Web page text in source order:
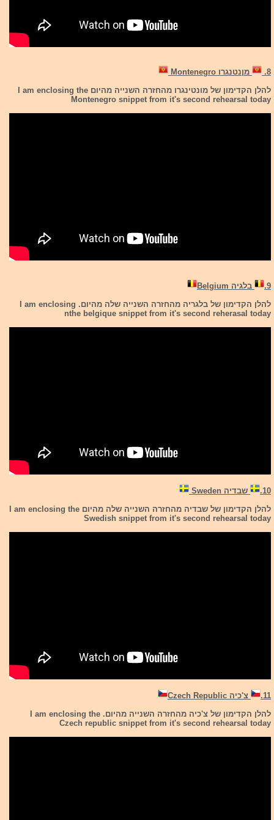
8.
מןנטנגרו Montenegro
להלן הקדימון של מונטינגרו מהחזרה השנייה מהיום I am enclosing the
Montenegro snippet from it's second rehearsal today
9.
בלגיה Belgium
להלן הקדימון של בלגריה מהחזרה השנייה שלה מהיום. I am enclosing
nthe belgique snippet from it's second reherasal today
10.
שבדיה Sweden
להלן הקדימון של שבדיה מהחזרה השנייה שלה מהיום I am enclosing the
Swedish snippet from it's second rehearsal today
11.
צ'כיה Czech Republic
להלן הקדימון של צ'כיה מהחזרה השנייה מהיום. I am enclosing the
Czech republic snippet from it's second rehearsal today